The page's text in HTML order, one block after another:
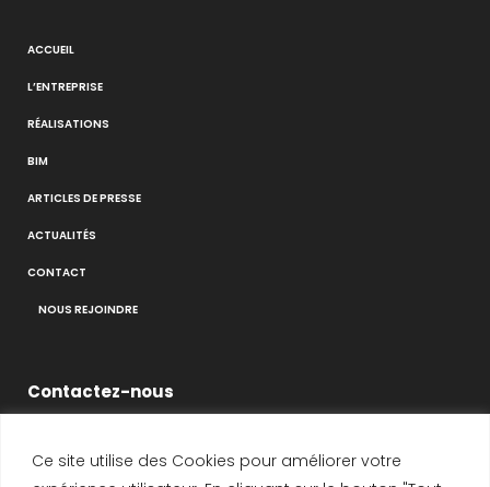
Ce site utilise des Cookies pour améliorer votre
ACCUEIL
L’ENTREPRISE
RÉALISATIONS
BIM
ARTICLES DE PRESSE
ACTUALITÉS
CONTACT
NOUS REJOINDRE
Contactez-nous
14-16 Voie de Montavas